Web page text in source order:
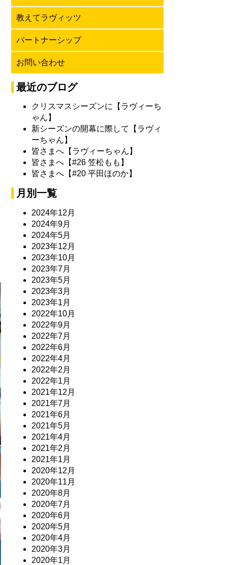
教えてラヴィッツ
パートナーシップ
お問い合わせ
最近のブログ
クリスマスシーズンに【ラヴィーち
ゃん】
新シーズンの開幕に際して【ラヴィ
ーちゃん】
皆さまへ【ラヴィーちゃん】
皆さまへ【#26 笠松もも】
皆さまへ【#20 平田ほのか】
月別一覧
2024年12月
2024年9月
2024年5月
2023年12月
2023年10月
2023年7月
2023年5月
2023年3月
2023年1月
2022年10月
2022年9月
2022年7月
2022年6月
2022年4月
2022年2月
2022年1月
2021年12月
2021年7月
2021年6月
2021年5月
2021年4月
2021年2月
2021年1月
2020年12月
2020年11月
2020年8月
2020年7月
2020年6月
2020年5月
2020年4月
2020年3月
2020年1月